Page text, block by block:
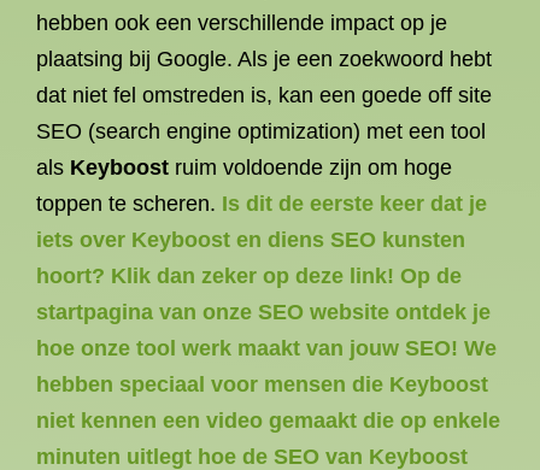
hebben ook een verschillende impact op je
plaatsing bij Google. Als je een zoekwoord hebt
dat niet fel omstreden is, kan een goede off site
SEO (search engine optimization) met een tool
als Keyboost ruim voldoende zijn om hoge
toppen te scheren. Is dit de eerste keer dat je
iets over Keyboost en diens SEO kunsten
hoort? Klik dan zeker op deze link! Op de
startpagina van onze SEO website ontdek je
hoe onze tool werk maakt van jouw SEO! We
hebben speciaal voor mensen die Keyboost
niet kennen een video gemaakt die op enkele
minuten uitlegt hoe de SEO van Keyboost